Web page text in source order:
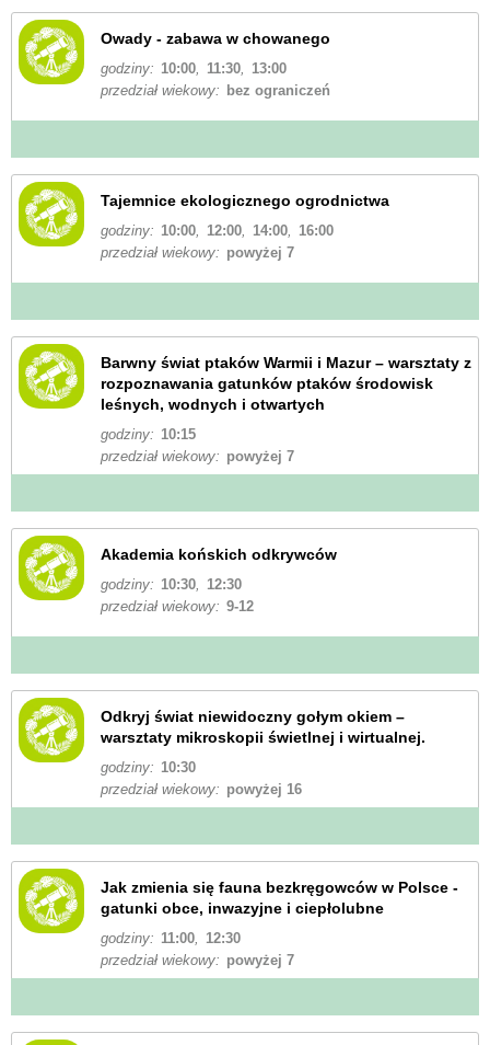
Owady - zabawa w chowanego
godziny: 10:00, 11:30,
13:00
przedział wiekowy:
bez ograniczeń
Tajemnice ekologicznego ogrodnictwa
godziny: 10:00, 12:00, 14:00,
16:00
przedział wiekowy: powyżej 7
Barwny świat ptaków Warmii i Mazur – warsztaty z
rozpoznawania gatunków ptaków środowisk
leśnych, wodnych i otwartych
godziny: 10:15
przedział wiekowy: powyżej 7
Akademia końskich odkrywców
godziny: 10:30,
12:30
przedział wiekowy: 9-12
Odkryj świat niewidoczny gołym okiem –
warsztaty mikroskopii świetlnej i wirtualnej.
godziny: 10:30
przedział wiekowy: powyżej 16
Jak zmienia się fauna bezkręgowców w Polsce -
gatunki obce, inwazyjne i ciepłolubne
godziny: 11:00,
12:30
przedział wiekowy: powyżej 7